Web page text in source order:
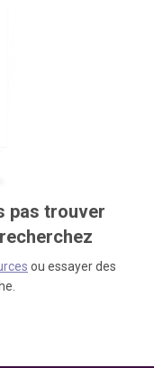
pas trouver
ou essayer des